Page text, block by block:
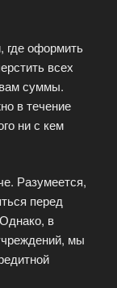
оформить
всех
суммы.
в течение
ни с кем
Разумеется,
перед
в
мы